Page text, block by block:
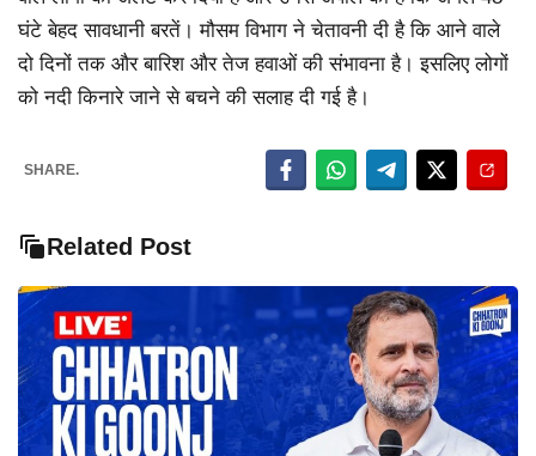
घंटे बेहद सावधानी बरतें। मौसम विभाग ने चेतावनी दी है कि आने वाले
दो दिनों तक और बारिश और तेज हवाओं की संभावना है। इसलिए लोगों
को नदी किनारे जाने से बचने की सलाह दी गई है।
SHARE.
Related Post